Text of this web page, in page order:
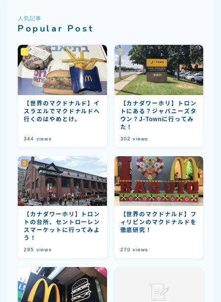
人気記事
Popular Post
【世界のマクドナルド】イ
スラエルでマクドナルドへ
行くのはやめとけ。
344 views
【カナダワーホリ】トロン
トにある？ジャパニーズタ
ウン？J-Townに行ってみ
た！
302 views
【カナダワーホリ】トロン
トの台所、セントローレン
スマーケットに行ってみよ
う！
295 views
【世界のマクドナルド】フ
ィリピンのマクドナルドを
徹底研究！
270 views